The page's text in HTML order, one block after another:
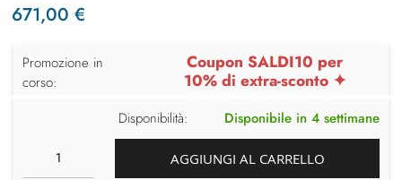
671,00 €
Promozione in
corso:
Coupon SALDI10 per
10% di extra-sconto ✦
Disponibilità: Disponibile in 4 settimane
AGGIUNGI AL CARRELLO